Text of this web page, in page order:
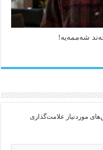
شەممەیە!
موردنیاز علامت‌گذاری